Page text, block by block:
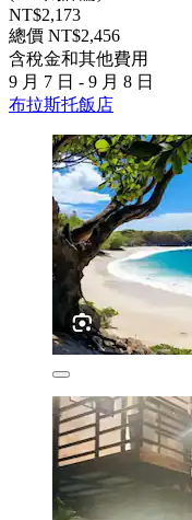
NT$2,173
總價 NT$2,456
含稅金和其他費用
9 月 7 日 - 9 月 8 日
布拉斯托飯店